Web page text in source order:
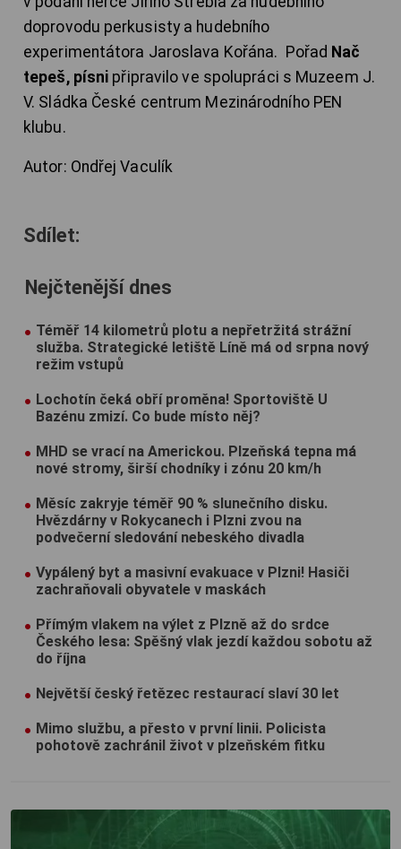
doprovodu perkusisty a hudebního
experimentátora Jaroslava Kořána. Pořad Nač
tepeš, písni připravilo ve spolupráci s Muzeem J.
V. Sládka České centrum Mezinárodního PEN
klubu.
Autor: Ondřej Vaculík
Sdílet:
Nejčtenější dnes
Téměř 14 kilometrů plotu a nepřetržitá strážní
služba. Strategické letiště Líně má od srpna nový
režim vstupů
Lochotín čeká obří proměna! Sportoviště U
Bazénu zmizí. Co bude místo něj?
MHD se vrací na Americkou. Plzeňská tepna má
nové stromy, širší chodníky i zónu 20 km/h
Měsíc zakryje téměř 90 % slunečního disku.
Hvězdárny v Rokycanech i Plzni zvou na
podvečerní sledování nebeského divadla
Vypálený byt a masivní evakuace v Plzni! Hasiči
zachraňovali obyvatele v maskách
Přímým vlakem na výlet z Plzně až do srdce
Českého lesa: Spěšný vlak jezdí každou sobotu až
do října
Největší český řetězec restaurací slaví 30 let
Mimo službu, a přesto v první linii. Policista
pohotově zachránil život v plzeňském fitku